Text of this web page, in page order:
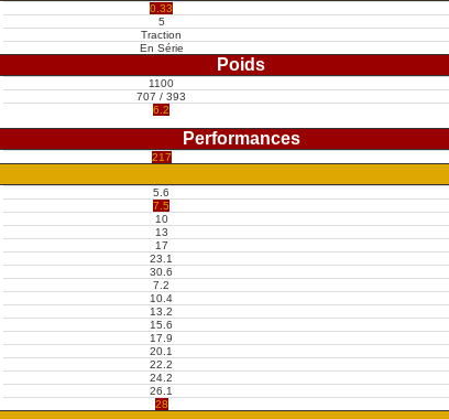
0.33
5
Traction
En Série
Poids
1100
707 / 393
6.2
Performances
217
5.6
7.5
10
13
17
23.1
30.6
7.2
10.4
13.2
15.6
17.9
20.1
22.2
24.2
26.1
28